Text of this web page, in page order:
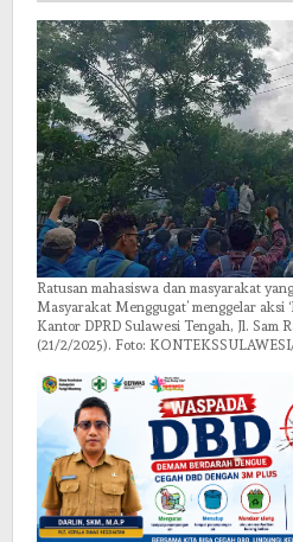
Ratusan mahasiswa dan masyarakat
Masyarakat Menggugat’ menggelar aksi
Kantor DPRD Sulawesi Tengah, Jl. Sam
(21/2/2025). Foto: